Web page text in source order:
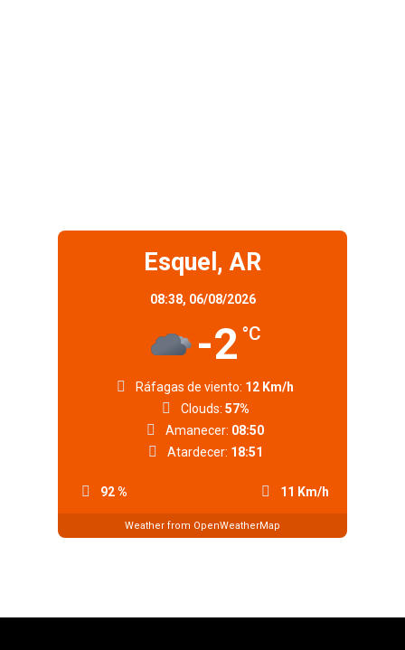
Esquel, AR
08:38, 06/08/2026
-2 °C
92 % 11 Km/h
Ráfagas de viento: 12 Km/h
Clouds: 57%
Amanecer: 08:50
Atardecer: 18:51
Weather from OpenWeatherMap